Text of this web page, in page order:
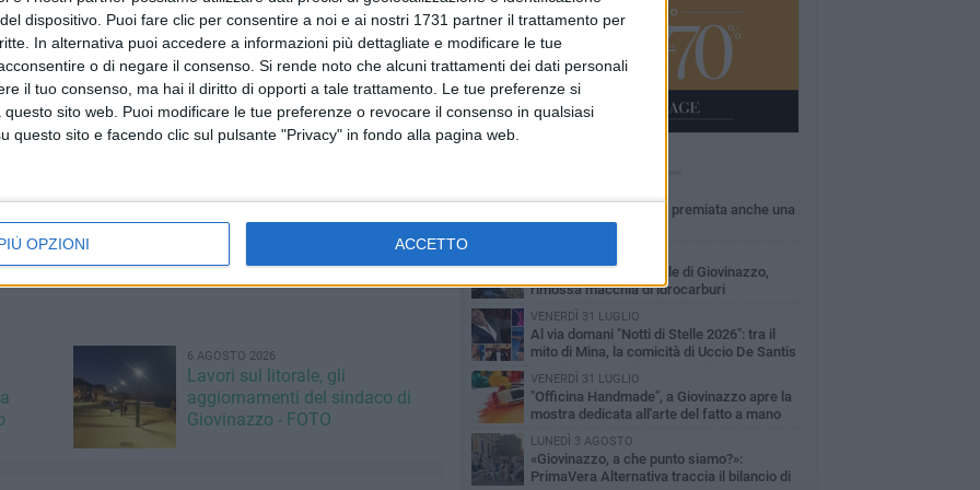
dispositivo. Puoi fare clic per consentire a noi e ai nostri 1731 partner il trattamento per
In alternativa puoi accedere a informazioni più dettagliate e modificare le tue
o di negare il consenso. Si rende noto che alcuni trattamenti dei dati personali
il tuo consenso, ma hai il diritto di opporti a tale trattamento. Le tue preferenze si
sito web. Puoi modificare le tue preferenze o revocare il consenso in qualsiasi
questo sito e facendo clic sul pulsante "Privacy" in fondo alla pagina web.
OPZIONI ACCETTO
Per loro il Presidente della Repubblica, con
d'Onore agli italiani internati nei lager nazisti. Una
Paolina dal Prefetto di Bari, lo scorso 2 giugno in
militare, che va ad aggiungersi al quella che il
già ricevuto. Oggi per volontà della stessa sorella e
dal Ministero della Difesa, i resti mortali di Paolo
sistemazione nel monumento-sacrario dedicato ai
6 AGOSTO 2026
Lavori sul litorale, gli
aggiornamenti del sindaco di
Giovinazzo - FOTO
Miss Mamma Italiana: premiata anche una
giovinazzese
Liquidi oleosi sul litorale di Giovinazzo,
rimossa macchia di idrocarburi
VENERDÌ 31 LUGLIO
Al via domani "Notti di Stelle 2026": tra il
mito di Mina, la comicità di Uccio De Santis
e il ritmo del Salento
VENERDÌ 31 LUGLIO
"Officina Handmade", a Giovinazzo apre la
mostra dedicata all'arte del fatto a mano
LUNEDÌ 3 AGOSTO
«Giovinazzo, a che punto siamo?»:
PrimaVera Alternativa traccia il bilancio di